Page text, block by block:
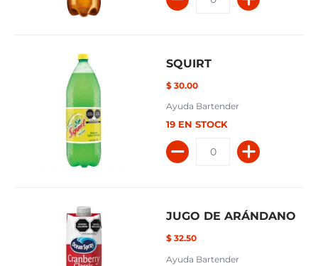
SQUIRT
$ 30.00
Ayuda Bartender
19 EN STOCK
JUGO DE ARÁNDANO
$ 32.50
Ayuda Bartender